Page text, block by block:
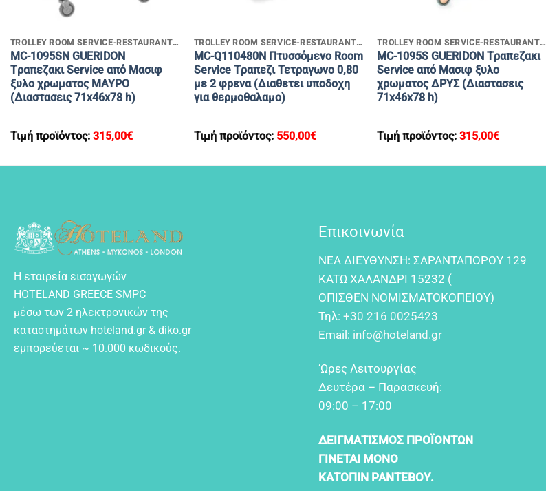
TROLLEY ROOM SERVICE-RESTAURANT SERVICE
MC-1095SN GUERIDON
Tραπεζακι Service από Μασιφ
ξυλο χρωματος ΜΑΥΡΟ
(Διαστασεις 71x46x78 h)
Τιμή προϊόντος: 315,00€
TROLLEY ROOM SERVICE-RESTAURANT SERVICE
MC-Q110480N Πτυσσόμενo Room
Service Tραπεζι Τετραγωνο 0,80
με 2 φρενα (Διαθετει υποδοχη
για θερμοθαλαμο)
Τιμή προϊόντος: 550,00€
TROLLEY ROOM SERVICE-RESTAURANT SERVICE
MC-1095S GUERIDON Tραπεζακι
Service από Μασιφ ξυλο
χρωματος ΔΡΥΣ (Διαστασεις
71x46x78 h)
Τιμή προϊόντος:315,00€
Η εταιρεία εισαγωγών
HOTELAND GREECE SMPC
μέσω των 2 ηλεκτρονικών της
καταστημάτων hoteland.gr & diko.gr
εμπορεύεται ~ 10.000 κωδικούς.
Επικοινωνία
NEA ΔIEYΘYNΣH: ΣAPANTAΠOPOY 129
KATΩ XAΛANΔPI 15232 (
OΠIΣΘEN NOMIΣMATOKOΠEIOY)
Τηλ: +30 216 0025423
Email: info@hoteland.gr
‘Ωρες Λειτουργίας
Δευτέρα – Παρασκευή:
09:00 – 17:00
ΔΕΙΓΜΑΤΙΣΜΟΣ ΠΡΟΪΟΝΤΩΝ
ΓΙΝΕΤΑΙ ΜΟΝΟ
ΚΑΤΟΠΙΝ ΡΑΝΤΕΒΟΥ.